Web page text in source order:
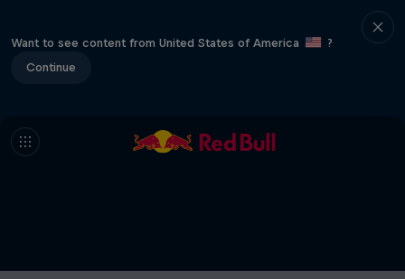
Want to see content from United States of America
?
Continue